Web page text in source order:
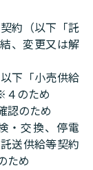
約（以下「託
、変更又は解
下「小売供給
４のため
認のため
・交換、停電
送供給等契約
ため